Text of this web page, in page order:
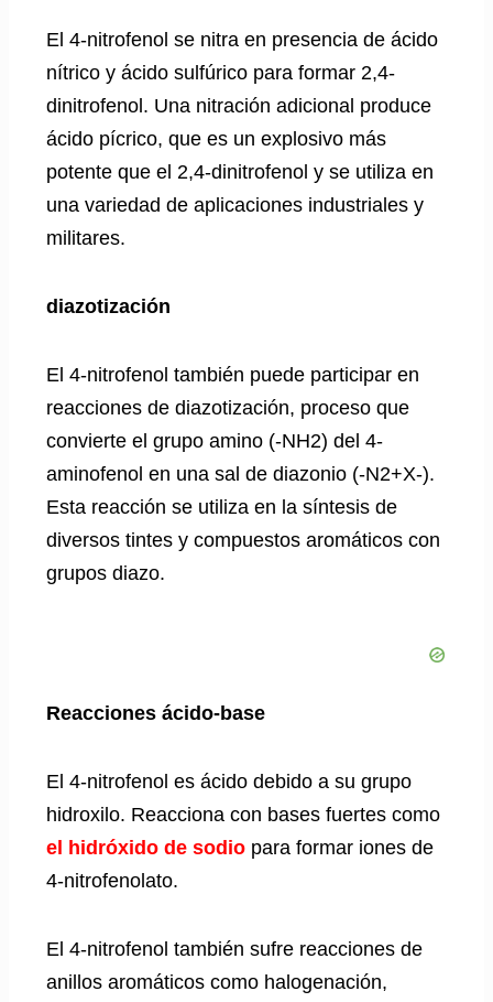
El 4-nitrofenol se nitra en presencia de ácido
nítrico y ácido sulfúrico para formar 2,4-
dinitrofenol. Una nitración adicional produce
ácido pícrico, que es un explosivo más
potente que el 2,4-dinitrofenol y se utiliza en
una variedad de aplicaciones industriales y
militares.
diazotización
El 4-nitrofenol también puede participar en
reacciones de diazotización, proceso que
convierte el grupo amino (-NH2) del 4-
aminofenol en una sal de diazonio (-N2+X-).
Esta reacción se utiliza en la síntesis de
diversos tintes y compuestos aromáticos con
grupos diazo.
Reacciones ácido-base
El 4-nitrofenol es ácido debido a su grupo
hidroxilo. Reacciona con bases fuertes como
el hidróxido de sodio para formar iones de
4-nitrofenolato.
El 4-nitrofenol también sufre reacciones de
anillos aromáticos como halogenación,